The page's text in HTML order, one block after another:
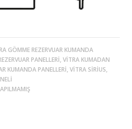
GÖMME REZERVUAR KUMANDA
PANELLERI, VITRA KUMADAN
KUMANDA PANELLERI, VITRA SIRIUS,